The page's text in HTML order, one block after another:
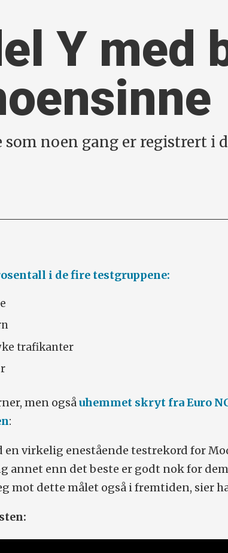
Y med
som noen gang er registrert i
i de fire testgruppene:
trafikanter
men ogsåuhemmet skryt fra Euro
:
en virkelig enestående testrekord for
annet enn det beste er godt nok for
mot dette målet også i fremtiden, sier